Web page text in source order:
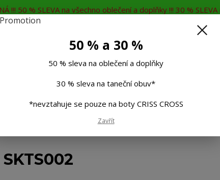
!!! 50 % SLEVA na všechno oblečení a doplňky !!! 30 %
Rádi Vám poradíme
tričko SKTS002
50 % a 30 %
50 % sleva na oblečení a doplňky
30 % sleva na taneční obuv*
*nevztahuje se pouze na boty CRISS CROSS
Zavřít